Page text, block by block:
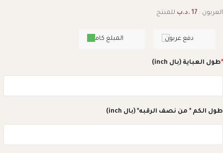
العربون : 17 .د.ب للمنتج
المبلغ كامل دفع عربون
*طول العباية (بال inch)
طول الكم * من نصف الرقبه* (بال inch)